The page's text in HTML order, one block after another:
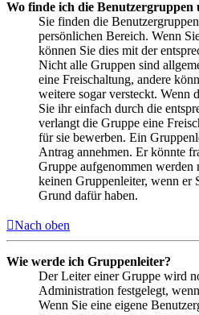
Wo finde ich die Benutzergruppen
Sie finden die
persönlichen Bereich. Wenn
können Sie dies mit der
Nicht alle Gruppen sind
eine Freischaltung, andere
weitere sogar versteckt. Wenn
Sie ihr einfach durch die
verlangt die Gruppe eine
für sie bewerben. Ein
Antrag annehmen. Er könnte
Gruppe aufgenommen werden
keinen Gruppenleiter, wenn er
Grund dafür haben.
Nach oben
Wie werde ich Gruppenleiter?
Der Leiter einer Gruppe wird
Administration festgelegt,
Wenn Sie eine eigene